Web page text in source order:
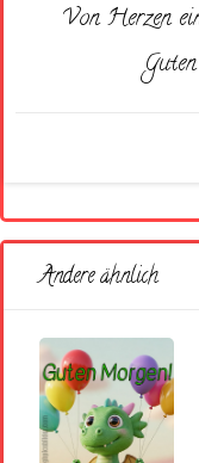
Von Herzen
Andere ähnlich